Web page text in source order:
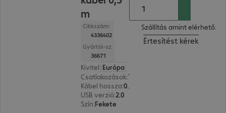
m
Cikkszám:
4336402
Gyártói-sz.
36671
Kivitel: Európa
Csatlakozások:
Kábel hossza: 0,5 m
USB verzió:2.0
Szín:Fekete
Szállítás amint elérhető.
Értesítést kérek